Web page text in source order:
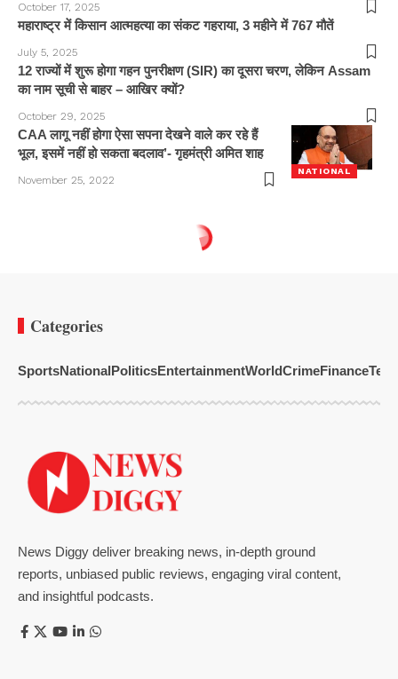
October 17, 2025
महाराष्ट्र में किसान आत्महत्या का संकट गहराया, 3 महीने में 767 मौतें
July 5, 2025
12 राज्यों में शुरू होगा गहन पुनरीक्षण (SIR) का दूसरा चरण, लेकिन Assam
का नाम सूची से बाहर – आखिर क्यों?
October 29, 2025
NATIONAL
CAA लागू नहीं होगा ऐसा सपना देखने वाले कर रहे हैं
भूल, इसमें नहीं हो सकता बदलाव’- गृहमंत्री अमित शाह
November 25, 2022
Categories
SportsNationalPoliticsEntertainmentWorldCrimeFinance
News Diggy deliver breaking news, in-depth ground
reports, unbiased public reviews, engaging viral content,
and insightful podcasts.